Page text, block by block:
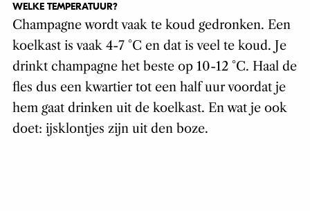
WELKE TEMPERATUUR?
Champagne wordt vaak te koud gedronken. Een
koelkast is vaak 4-7 °C en dat is veel te koud. Je
drinkt champagne het beste op 10-12 °C. Haal de
fles dus een kwartier tot een half uur voordat je
hem gaat drinken uit de koelkast. En wat je ook
doet: ijsklontjes zijn uit den boze.